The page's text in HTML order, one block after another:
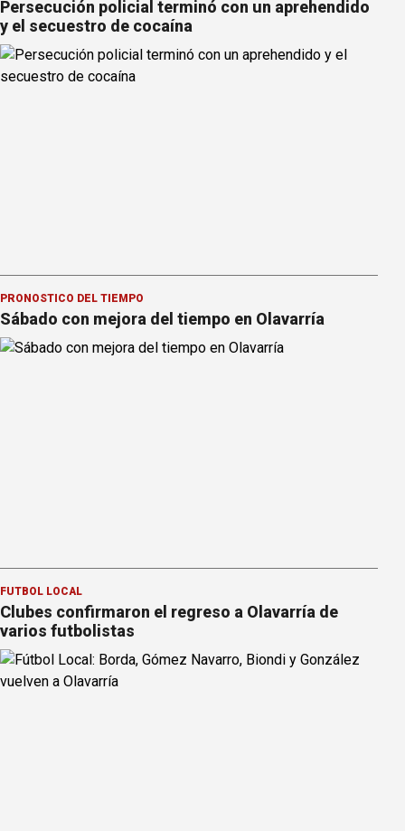
Persecución policial terminó con un aprehendido
y el secuestro de cocaína
PRONOSTICO DEL TIEMPO
Sábado con mejora del tiempo en Olavarría
FÚTBOL LOCAL
Clubes confirmaron el regreso a Olavarría de
varios futbolistas